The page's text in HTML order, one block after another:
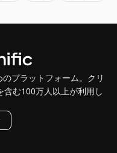
プラットフォーム。クリ
む100万人以上が利用し